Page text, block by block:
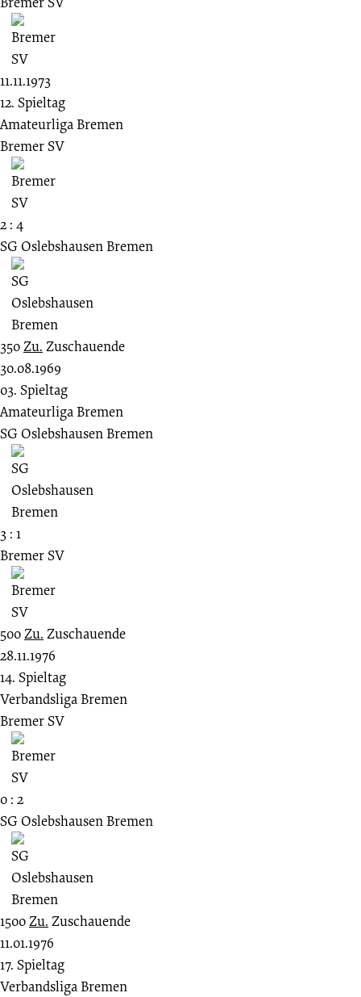
11.11.1973
12. Spieltag
Amateurliga Bremen
Bremer SV
2 : 4
SG Oslebshausen Bremen
350Zu. Zuschauende
30.08.1969
03. Spieltag
Amateurliga Bremen
SG Oslebshausen Bremen
3 : 1
Bremer SV
500Zu. Zuschauende
28.11.1976
14. Spieltag
Verbandsliga Bremen
Bremer SV
0 : 2
SG Oslebshausen Bremen
1500Zu. Zuschauende
11.01.1976
17. Spieltag
Verbandsliga Bremen